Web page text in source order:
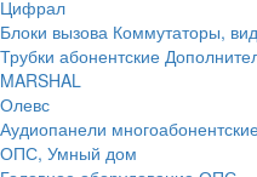
Цифрал
Блоки вызова Коммутаторы,
Трубки абонентские
MARSHAL
Олевс
Аудиопанели
ОПС, Умный дом